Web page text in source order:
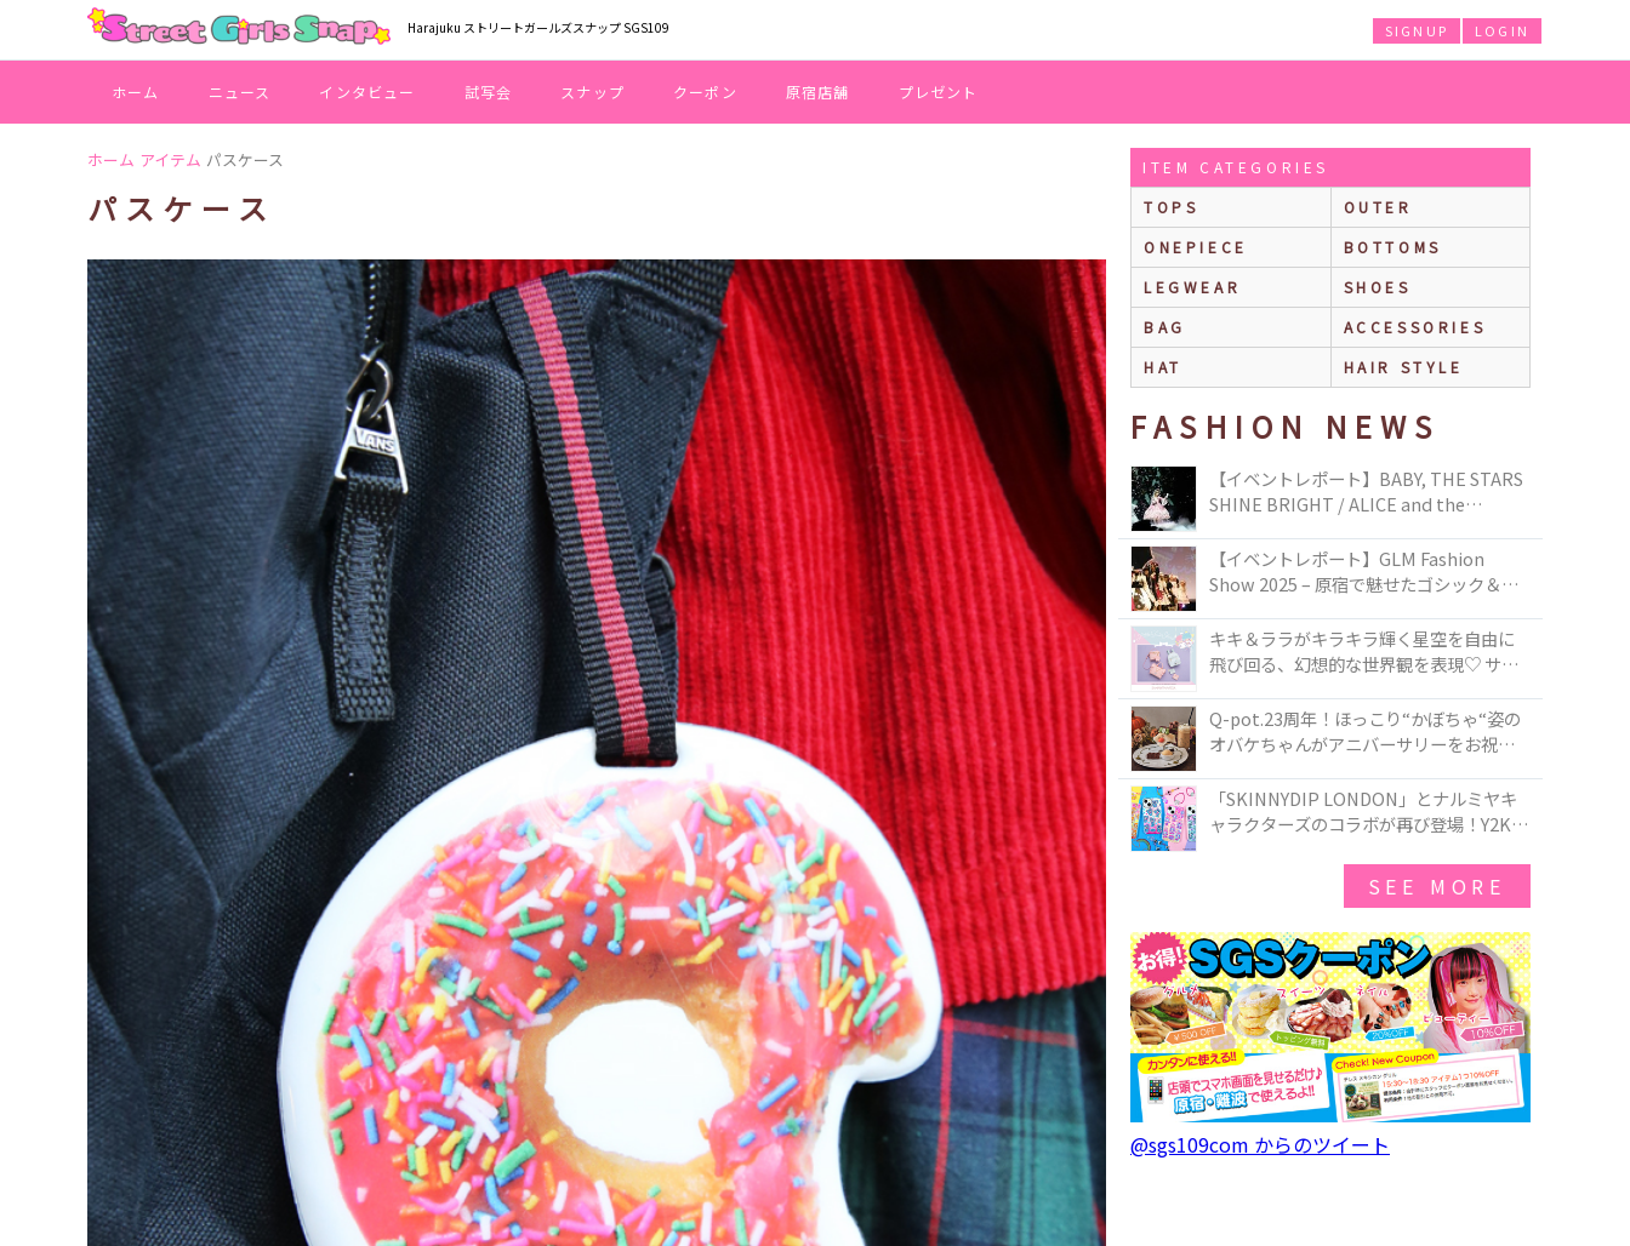
Harajuku ストリートガールズスナップ SGS109 LOGIN
SIGNUP
ホーム ニュース インタビュー 試写会 スナップ クーポン 原宿店舗 プレゼント
ホーム アイテム パスケース
パスケース
ITEM CATEGORIES
TOPS
OUTER
ONEPIECE
BOTTOMS
LEGWEAR
SHOES
BAG
ACCESSORIES
HAT
HAIR STYLE
FASHION NEWS
【イベントレポート】BABY, THE STARS
SHINE BRIGHT / ALICE and the
TOKYO
【イベントレポート】GLM Fashion
Show 2025 – 原宿で魅せたゴシック＆ロ
キキ＆ララがキラキラ輝く星空を自由に
飛び回る、幻想的な世界観を表現♡ サマ
50周年アニバーサリーイヤー』を記念し
たコレクションが登場
Q-pot.23周年！ほっこり“かぼちゃ“姿の
オバケちゃんがアニバーサリーをお祝い
ー」が新発売！Q-pot CAFE.では「かぼち
ゃのオバケーキプレート」も登場
「SKINNYDIP LONDON」とナルミヤキ
ャラクターズのコラボが再び登場！Y2Kム
SEE MORE
@sgs109com からのツイート